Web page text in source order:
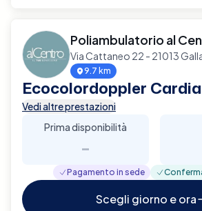
Poliambulatorio al
Via Cattaneo 22 - 21013
9.7 km
Ecocolordoppler
Vedi altre prestazioni
Prima disponibilità
-
Pagamento in sede
Scegli giorno e ora